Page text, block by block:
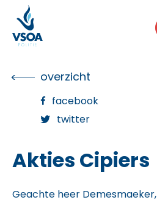
the
content
overzicht
facebook
twitter
Akties Cipiers
Geachte heer Demesmaeker,